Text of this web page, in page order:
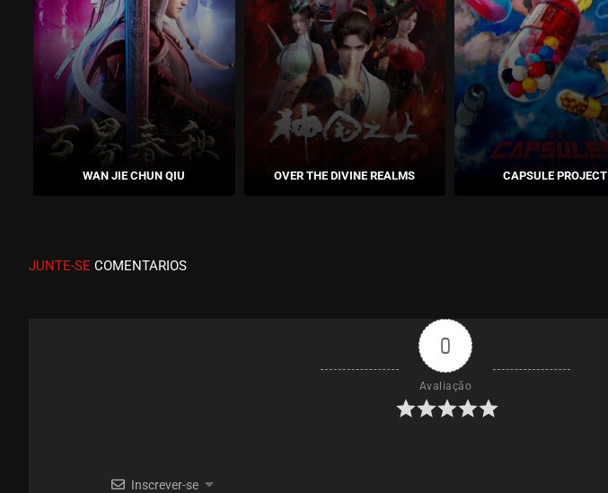
WAN JIE CHUN QIU OVER THE DIVINE REALMS CAPSULE PROJECT
JUNTE-SE COMENTARIOS
0
Avaliação
Inscrever-se